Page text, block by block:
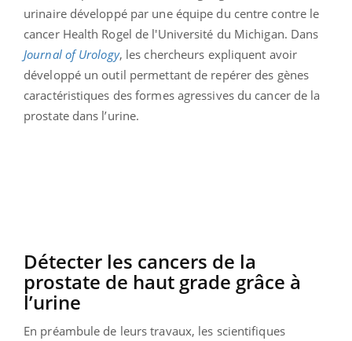
urinaire développé par une équipe du centre contre le
cancer Health Rogel de l'Université du Michigan. Dans
Journal of Urology, les chercheurs expliquent avoir
développé un outil permettant de repérer des gènes
caractéristiques des formes agressives du cancer de la
prostate dans l’urine.
Détecter les cancers de la
prostate de haut grade grâce à
l’urine
En préambule de leurs travaux, les scientifiques